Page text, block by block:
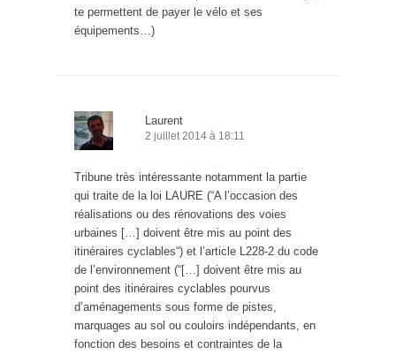
te permettent de payer le vélo et ses
équipements…)
Laurent
2 juillet 2014 à 18:11
Tribune très intéressante notamment la partie
qui traite de la loi LAURE (“A l’occasion des
réalisations ou des rénovations des voies
urbaines […] doivent être mis au point des
itinéraires cyclables“) et l’article L228-2 du code
de l’environnement (“[…] doivent être mis au
point des itinéraires cyclables pourvus
d’aménagements sous forme de pistes,
marquages au sol ou couloirs indépendants, en
fonction des besoins et contraintes de la